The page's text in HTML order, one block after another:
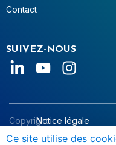
Ce site utilise des
Contact
SUIVEZ-NOUS
Copyright
© AFIS
Notice légale
Données